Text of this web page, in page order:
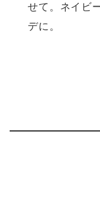
せて。ネイビ
デに。